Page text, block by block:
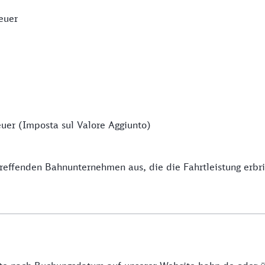
(Imposta sul Valore Aggiunto)
Bahnunternehmen aus, die die Fahrtleistung